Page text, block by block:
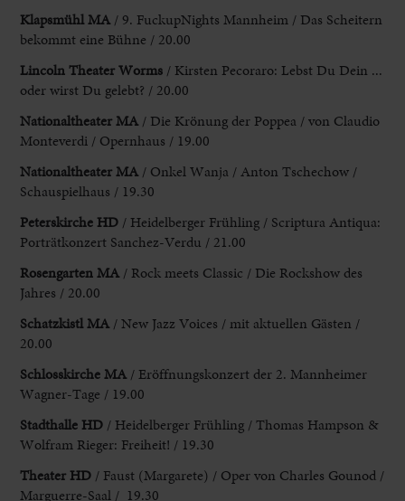
Klapsmühl MA / 9. FuckupNights Mannheim / Das Scheitern
bekommt eine Bühne / 20.00
Lincoln Theater Worms / Kirsten Pecoraro: Lebst Du Dein ...
oder wirst Du gelebt? / 20.00
Nationaltheater MA / Die Krönung der Poppea / von Claudio
Monteverdi / Opernhaus / 19.00
Nationaltheater MA / Onkel Wanja / Anton Tschechow /
Schauspielhaus / 19.30
Peterskirche HD / Heidelberger Frühling / Scriptura Antiqua:
Porträtkonzert Sanchez-Verdu / 21.00
Rosengarten MA / Rock meets Classic / Die Rockshow des
Jahres / 20.00
Schatzkistl MA / New Jazz Voices / mit aktuellen Gästen /
20.00
Schlosskirche MA / Eröffnungskonzert der 2. Mannheimer
Wagner-Tage / 19.00
Stadthalle HD / Heidelberger Frühling / Thomas Hampson &
Wolfram Rieger: Freiheit! / 19.30
Theater HD / Faust (Margarete) / Oper von Charles Gounod /
Marguerre-Saal / 19.30